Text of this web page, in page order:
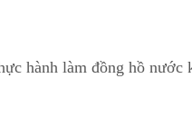
hành làm đồng hồ nước